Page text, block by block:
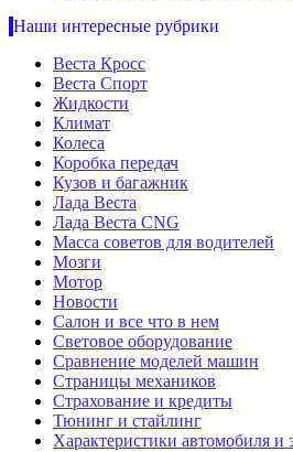
Наши интересные рубрики
Веста Кросс
Веста Спорт
Жидкости
Климат
Колеса
Коробка передач
Кузов и багажник
Лада Веста
Лада Веста CNG
Масса советов для водителей
Мозги
Мотор
Новости
Салон и все что в нем
Световое оборудование
Сравнение моделей машин
Страницы механиков
Страхование и кредиты
Тюнинг и стайлинг
Характеристики автомобиля и